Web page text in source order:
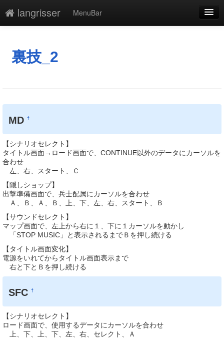
langrisser
MenuBar
添付
一覧
単語検索
裏技_2
MD†
【シナリオセレクト】
タイトル画面→ロード画面で、CONTINUE以外のデータにカーソルを
合わせ
左、右、スタート、Ｃ
【隠しショップ】
出撃準備画面で、兵士配属にカーソルを合わせ
Ａ、Ｂ、Ａ、Ｂ、上、下、左、右、スタート、Ｂ
【サウンドセレクト】
マップ画面で、左上から右に１、下に１カーソルを動かし
「STOP MUSIC」と表示されるまでＢを押し続ける
【タイトル画面変化】
電源をいれてからタイトル画面表示まで
右と下とＢを押し続ける
SFC†
【シナリオセレクト】
ロード画面で、使用するデータにカーソルを合わせ
上、下、上、下、左、右、セレクト、Ａ